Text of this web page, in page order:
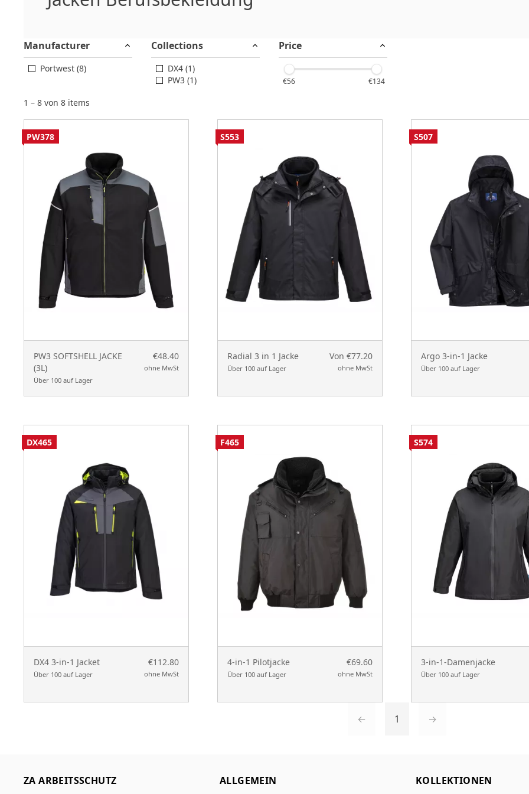
Manufacturer
Portwest (8)
Collections
DX4 (1)
PW3 (1)
Price
€56 €134
1 – 8 von 8 items
PW3 SOFTSHELL JACKE
(3L)
Über 100 auf Lager
€48.40
ohne MwSt
PW378
Radial 3 in 1 Jacke
Über 100 auf Lager
Von €77.20
ohne MwSt
S553
Argo 3-in-1 Jacke
Über 100 auf Lager
S507
DX4 3-in-1 Jacket
Über 100 auf Lager
€112.80
ohne MwSt
DX465
4-in-1 Pilotjacke
Über 100 auf Lager
€69.60
ohne MwSt
F465
3-in-1-Damenjacke
Über 100 auf Lager
S574
← 1 →
ZA ARBEITSSCHUTZ ALLGEMEIN KOLLEKTIONEN